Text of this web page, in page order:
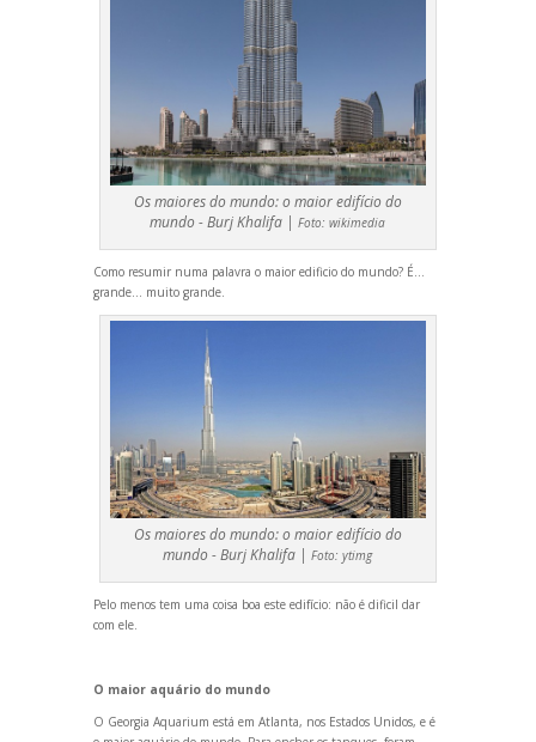
Os maiores do mundo: o maior edifício do
mundo - Burj Khalifa |Foto:wikimedia
Como resumir numa palavra o maior edificio do mundo? É…
grande… muito grande.
Os maiores do mundo: o maior edifício do
mundo - Burj Khalifa |Foto:ytimg
Pelo menos tem uma coisa boa este edifício: não é dificil dar
com ele.
O maior aquário do mundo
O Georgia Aquarium está em Atlanta, nos Estados Unidos, e é